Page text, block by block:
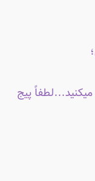
پیج